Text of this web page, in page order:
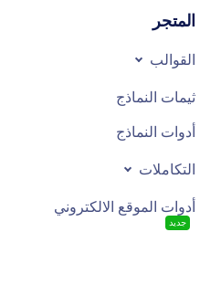
المتجر
القوالب
ثيمات النماذج
أدوات النماذج
التكاملات
أدوات الموقع الالكتروني
جديد